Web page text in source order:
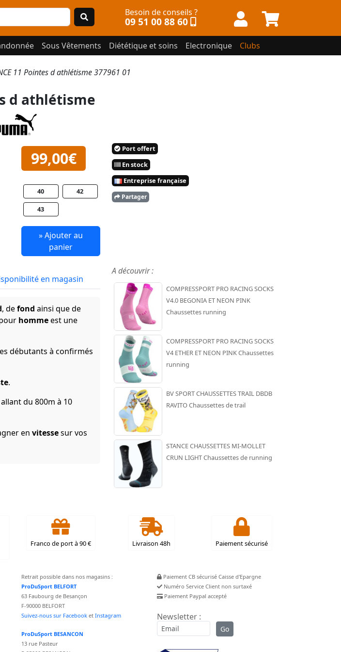
Besoin de conseils ?
09 51 00 88 60
Sous Vêtements Diététique et soins Electronique Clubs
11 Pointes d athlétisme 377961 01
d athlétisme
99,00€
40 42
43
» Ajouter au
panier
Port offert
En stock
Entreprise française
Partager
en magasin
, defond ainsi que de
hommeest une
débutants à confirmés
.
allant du 800m à 10
en vitessesur vos
A découvrir :
COMPRESSPORT PRO RACING SOCKS
V4.0 BEGONIA ET NEON PINK
Chaussettes running
COMPRESSPORT PRO RACING SOCKS
V4 ETHER ET NEON PINK Chaussettes
running
BV SPORT CHAUSSETTES TRAIL DBDB
RAVITO Chaussettes de trail
STANCE CHAUSSETTES MI-MOLLET
CRUN LIGHT Chaussettes de running
Franco de port à 90 € Livraison 48h Paiement sécurisé
Retrait possible dans nos magasins :
ProDuSport BELFORT
63 Faubourg de Besançon
F-90000 BELFORT
Suivez-nous sur Facebook et Instagram
ProDuSport BESANCON
13 rue Pasteur
Paiement CB sécurisé Caisse d'Epargne
Numéro Service Client non surtaxé
Paiement Paypal accepté
Newsletter :